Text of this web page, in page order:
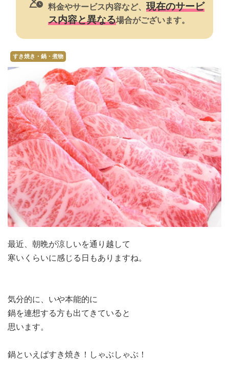
餃子・中華
公式ホームページ
料金やサービス内容など、 現在のサービ
ス内容と異なる場合がございます。
すき焼き・鍋・煮物
最近、朝晩が涼しいを通り越して
寒いくらいに感じる日もありますね。
気分的に、いや本能的に
鍋を連想する方も出てきていると
思います。
鍋といえばすき焼き！しゃぶしゃぶ！